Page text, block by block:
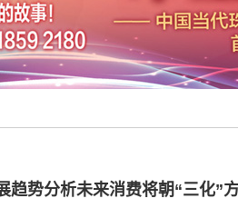
趋势分析未来消费将朝“三化”